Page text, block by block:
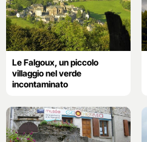
Le Falgoux, un piccolo
villaggio nel verde
incontaminato